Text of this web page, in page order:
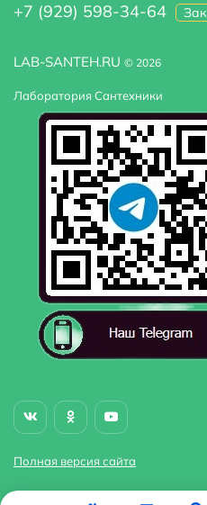
LAB-SANTEH.RU © 2026
Лаборатория Сантехники
Полная версия сайта
+7 (929) 598-34-64